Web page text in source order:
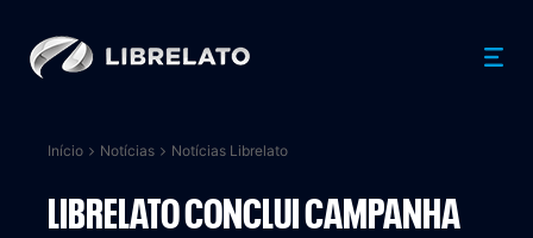
Início Notícias Notícias Librelato
LIBRELATO CONCLUI CAMPANHA